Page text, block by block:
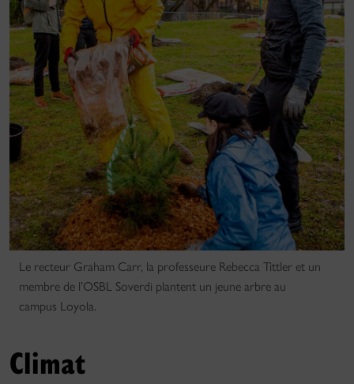
Le recteur Graham Carr, la professeure Rebecca Tittler et un
membre de l’OSBL Soverdi plantent un jeune arbre au
campus Loyola.
Climat